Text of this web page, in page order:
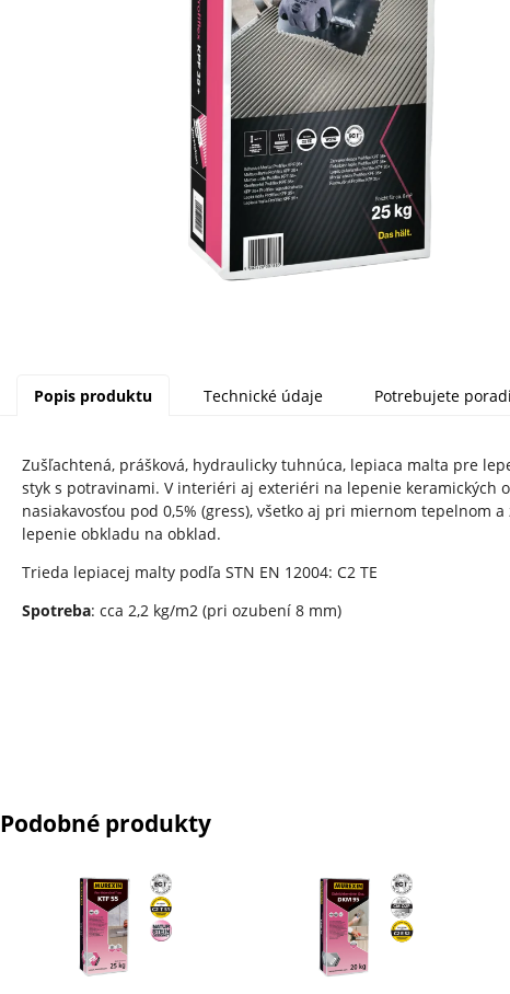
Popis produktu Technické údaje Potrebujete
Zušľachtená, prášková, hydraulicky tuhnúca, lepiaca malta pre
styk s potravinami. V interiéri aj exteriéri na lepenie keramických
nasiakavosťou pod 0,5% (gress), všetko aj pri miernom tepelnom
lepenie obkladu na obklad.
Trieda lepiacej malty podľa STN EN 12004: C2 TE
Spotreba: cca 2,2 kg/m2 (pri ozubení 8 mm)
Podobné produkty